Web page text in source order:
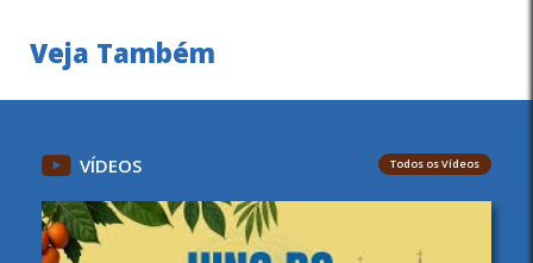
Veja Também
VÍDEOS Todos os Vídeos